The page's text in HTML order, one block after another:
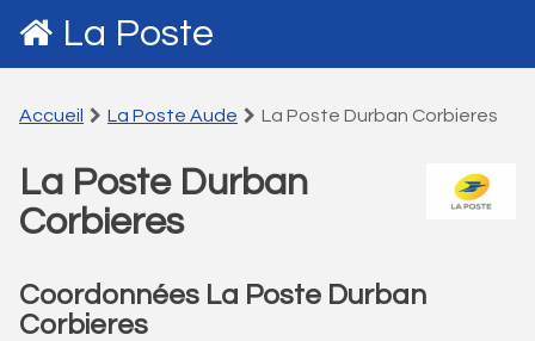
La Poste
Accueil La Poste Aude La Poste Durban Corbieres
La Poste Durban
Corbieres
Coordonnées La Poste Durban
Corbieres